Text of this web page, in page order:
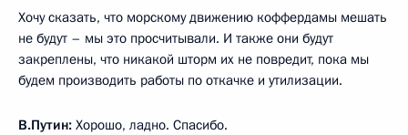
Хочу сказать, что морскому движению коффердамы мешать
не будут – мы это просчитывали. И также они будут
закреплены, что никакой шторм их не повредит, пока мы
будем производить работы по откачке и утилизации.
В.Путин: Хорошо, ладно. Спасибо.